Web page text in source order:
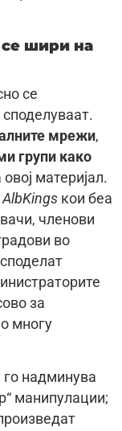
шири на
се
мрежи,
групи како
материјал.
AlbKings кои беа
членови
во
за
многу
надминува
манипулации;